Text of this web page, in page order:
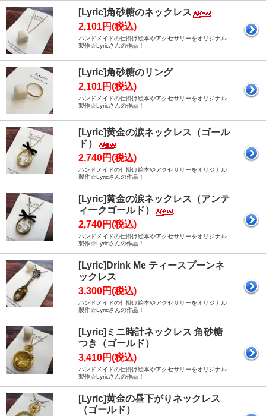
[Lyric]角砂糖のネックレス
2,101円(税込)
ハンドメイドの仕掛け絵本やアクセサリーをオリジナル
製作☆Lyricさんの作品！
[Lyric]角砂糖のリング
2,101円(税込)
ハンドメイドの仕掛け絵本やアクセサリーをオリジナル
製作☆Lyricさんの作品！
[Lyric]黄金の涙ネックレス（ゴール
ド）
2,740円(税込)
ハンドメイドの仕掛け絵本やアクセサリーをオリジナル
製作☆Lyricさんの作品！
[Lyric]黄金の涙ネックレス（アンテ
ィークゴールド）
2,740円(税込)
ハンドメイドの仕掛け絵本やアクセサリーをオリジナル
製作☆Lyricさんの作品！
[Lyric]Drink Me ティースプーンネ
ックレス
3,300円(税込)
ハンドメイドの仕掛け絵本やアクセサリーをオリジナル
製作☆Lyricさんの作品！
[Lyric]ミニ時計ネックレス 角砂糖
つき（ゴールド）
3,410円(税込)
ハンドメイドの仕掛け絵本やアクセサリーをオリジナル
製作☆Lyricさんの作品！
[Lyric]黄金の昼下がりネックレス
（ゴールド）